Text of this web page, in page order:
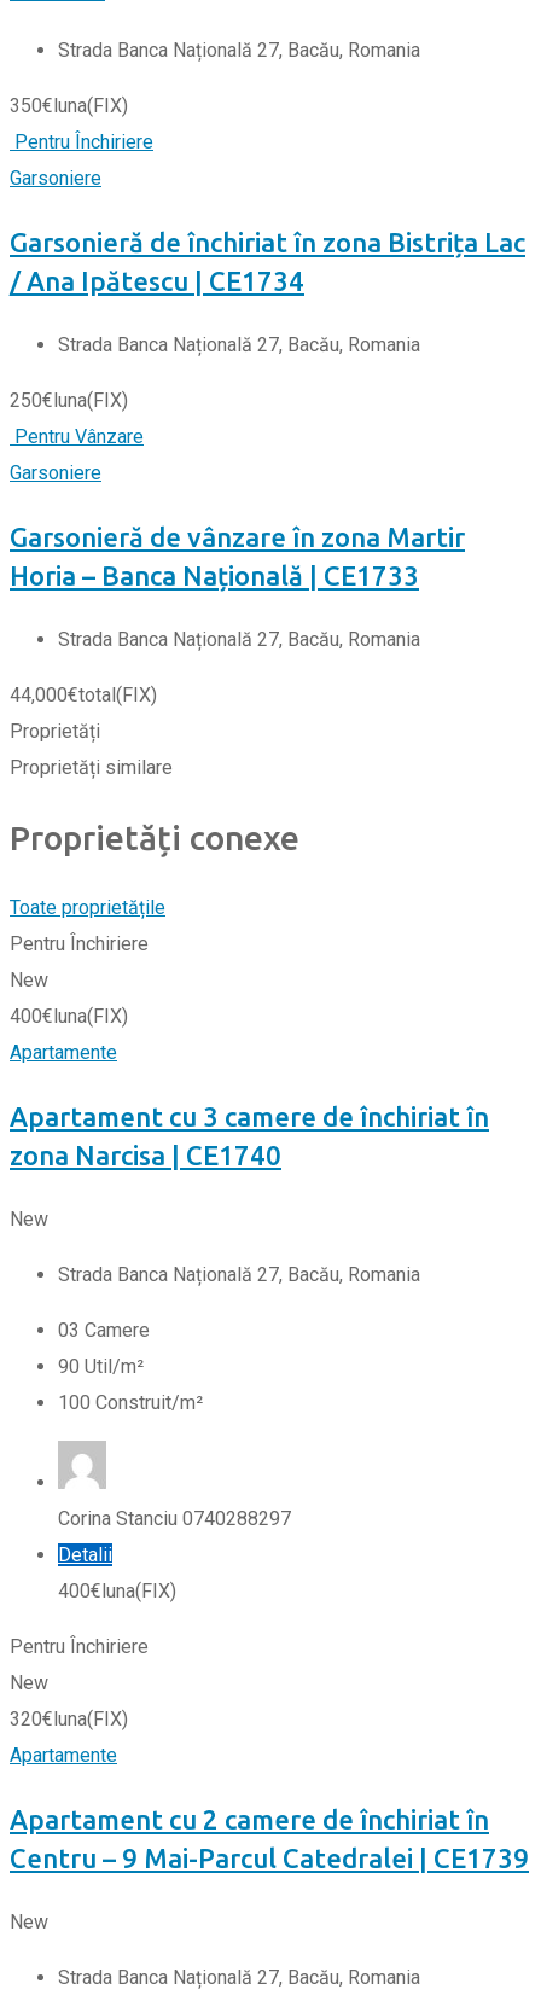
Strada Banca Națională 27, Bacău, Romania
350€luna(FIX)
Pentru Închiriere
Garsoniere
Garsonieră de închiriat în zona Bistrița Lac
/ Ana Ipătescu | CE1734
Strada Banca Națională 27, Bacău, Romania
250€luna(FIX)
Pentru Vânzare
Garsoniere
Garsonieră de vânzare în zona Martir
Horia – Banca Națională | CE1733
Strada Banca Națională 27, Bacău, Romania
44,000€total(FIX)
Proprietăți
Proprietăți similare
Proprietăți conexe
Toate proprietățile
Pentru Închiriere
New
400€luna(FIX)
Apartamente
Apartament cu 3 camere de închiriat în
zona Narcisa | CE1740
New
Strada Banca Națională 27, Bacău, Romania
03 Camere
90 Util/m²
100 Construit/m²
Corina Stanciu 0740288297
Detalii
400€luna(FIX)
Pentru Închiriere
New
320€luna(FIX)
Apartamente
Apartament cu 2 camere de închiriat în
Centru – 9 Mai-Parcul Catedralei | CE1739
New
Strada Banca Națională 27, Bacău, Romania